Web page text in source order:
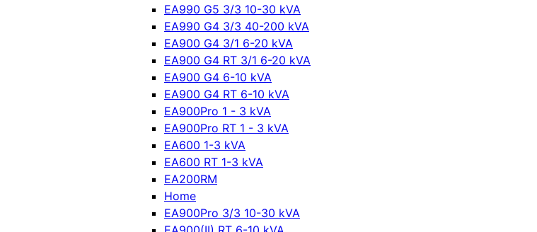
EA990 G5 3/3 10-30 kVA
EA990 G4 3/3 40-200 kVA
EA900 G4 3/1 6-20 kVA
EA900 G4 RT 3/1 6-20 kVA
EA900 G4 6-10 kVA
EA900 G4 RT 6-10 kVA
EA900Pro 1 - 3 kVA
EA900Pro RT 1 - 3 kVA
EA600 1-3 kVA
EA600 RT 1-3 kVA
EA200RM
Home
EA900Pro 3/3 10-30 kVA